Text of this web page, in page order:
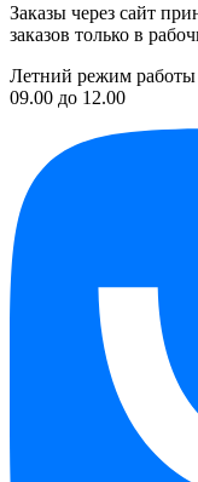
Заказы через сайт
заказов только в
Летний режим работы
09.00 до 12.00